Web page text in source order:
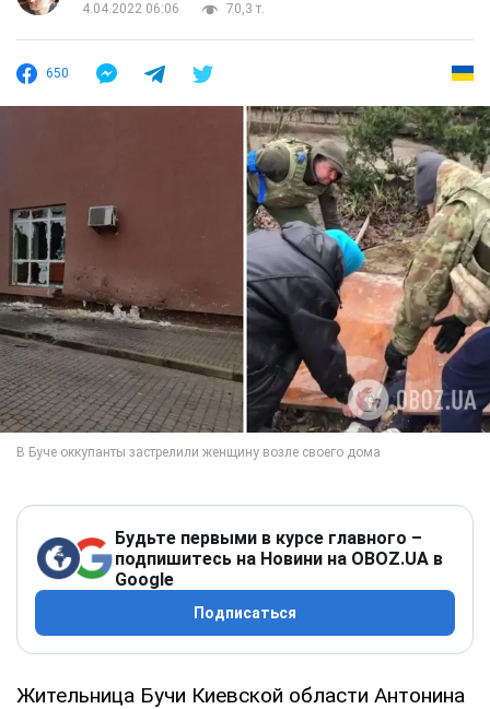
4.04.2022 06:06
70,3 т.
650
Будьте первыми в курсе главного –
подпишитесь на Новини на OBOZ.UA в
Google
Подписаться
Жительница Бучи Киевской области Антонина